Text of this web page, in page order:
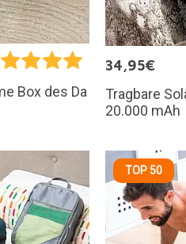
Box des Da
34,95€
Tragbare
20.000 mAh
TOP 50